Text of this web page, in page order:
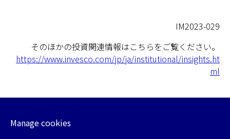
IM2023-029
そのほかの投資関連情報はこちらをご覧ください。
https://www.invesco.com/jp/ja/institutional/insights.ht
ml
Manage cookies